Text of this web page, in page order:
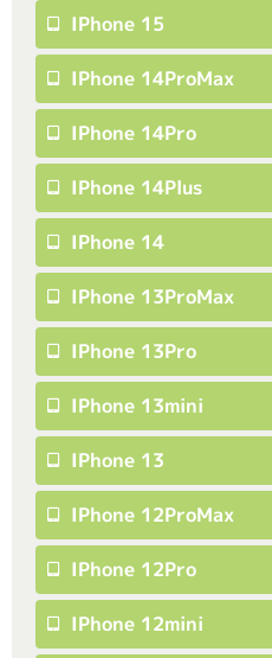
IPhone 15
IPhone 14ProMax
IPhone 14Pro
IPhone 14Plus
IPhone 14
IPhone 13ProMax
IPhone 13Pro
IPhone 13mini
IPhone 13
IPhone 12ProMax
IPhone 12Pro
IPhone 12mini